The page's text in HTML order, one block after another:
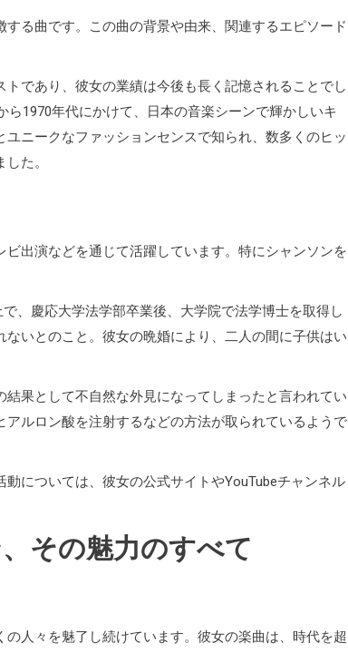
る曲です。この曲の背景や由来、関連するエピソード
であり、彼女の業績は今後も長く記憶されることでし
1970年代にかけて、日本の音楽シーンで輝かしいキ
ニークなファッションセンスで知られ、数多くのヒッ
た。
出演などを通じて活躍しています。特にシャンソンを
、慶応大学法学部卒業後、大学院で法学博士を取得し
いとのこと。彼女の晩婚により、二人の間に子供はい
果として不自然な外見になってしまったと言われてい
ルロン酸を注射するなどの方法が取られているようで
については、彼女の公式サイトやYouTubeチャンネル
その魅力のすべて
人々を魅了し続けています。彼女の楽曲は、時代を超